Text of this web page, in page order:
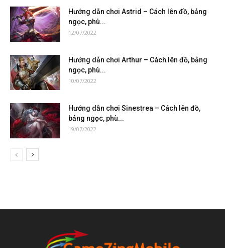
Hướng dẫn chơi Astrid – Cách lên đồ, bảng
ngọc, phù...
12/07/2022
Hướng dẫn chơi Arthur – Cách lên đồ, bảng
ngọc, phù...
10/07/2022
Hướng dẫn chơi Sinestrea – Cách lên đồ,
bảng ngọc, phù...
19/07/2022